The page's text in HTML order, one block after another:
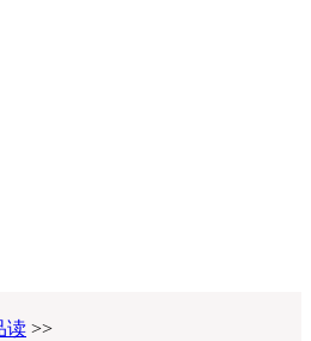
读 >>